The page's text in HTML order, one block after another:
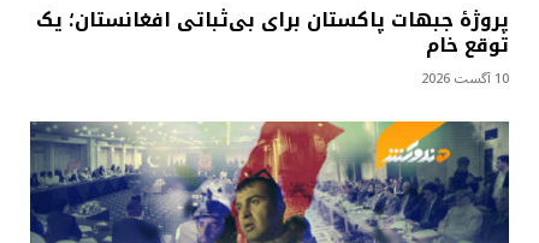
پروژهٔ جبهات پاکستان برای بی‌ثباتی افغانستان؛ یک
توقع خام
10 آگست 2026